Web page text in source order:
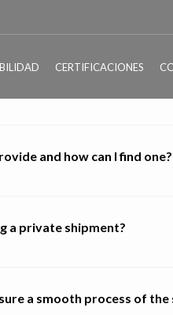
CERTIFICACIONES
and how can I find one?
a private shipment?
a smooth process of the